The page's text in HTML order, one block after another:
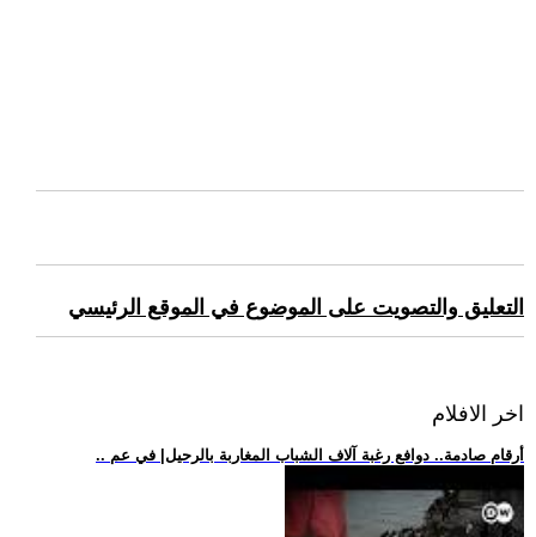
التعليق والتصويت على الموضوع في الموقع الرئيسي
اخر الافلام
.. أرقام صادمة.. دوافع رغبة آلاف الشباب المغاربة بالرحيل| في عم